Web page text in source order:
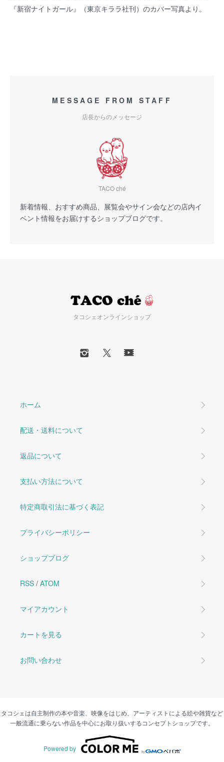
『新宿ナイトガール』（東京キララ社刊）のカバー写真より。
MESSAGE FROM STAFF
店長からのメッセージ
TACO ché
新着情報、おすすめ商品、展覧会やサイン会などの店内イ
ベント情報をお届けするショップブログです。
タコシェオンラインショップ
ホーム
配送・送料について
返品について
支払い方法について
特定商取引法に基づく表記
プライバシーポリシー
ショップブログ
RSS / ATOM
マイアカウント
カートを見る
お問い合わせ
タコシェは自主制作の本や音楽、映像をはじめ、アーティストによる絵や雑貨など
一般流通に乗らない作品を中心にお取り扱いするコンセプトショップです。
Powered by